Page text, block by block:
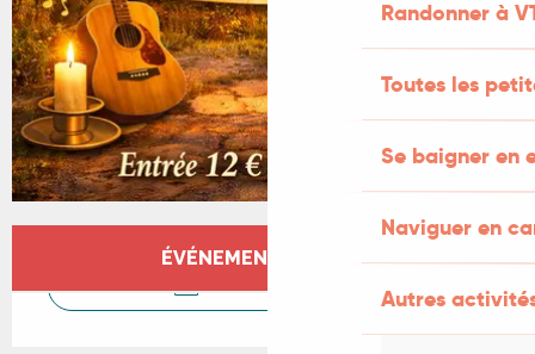
Randonner à
Toutes les
Se baigner en
Naviguer en
Autres
Ouverture et coordonnées
ÉVÉNEMENT TERMINÉ
CONTACTEZ-NOUS